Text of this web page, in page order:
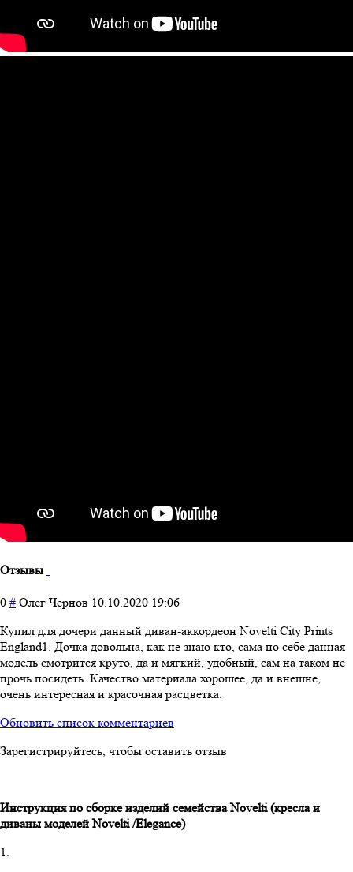
Отзывы
0 # Олег Чернов 10.10.2020 19:06
Купил для дочери данный диван-аккордеон Novelti City Prints
England1. Дочка довольна, как не знаю кто, сама по себе данная
модель смотрится круто, да и мягкий, удобный, сам на таком не
прочь посидеть. Качество материала хорошее, да и внешне,
очень интересная и красочная расцветка.
Обновить список комментариев
Зарегистрируйтесь, чтобы оставить отзыв
Инструкция по сборке изделий семействаNovelti(кресла и
диваны моделейNovelti/Elegance)
1.